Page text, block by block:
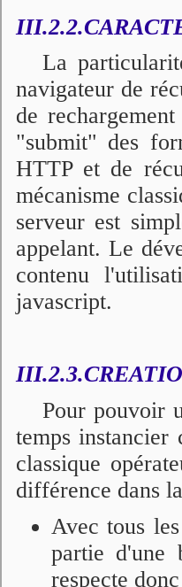
La
navigateur de
de
"submit" des
HTTP et de
mécanisme
serveur est
appelant. Le
contenu
javascript.
Pour pouvoir
temps instancier
classique
différence dans
Avec tous
partie d'une
respecte